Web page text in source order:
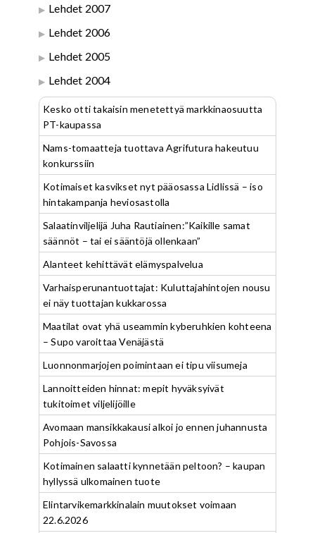
Lehdet 2007
Lehdet 2006
Lehdet 2005
Lehdet 2004
Kesko otti takaisin menetettyä markkinaosuutta
PT-kaupassa
Nams-tomaatteja tuottava Agrifutura hakeutuu
konkurssiin
Kotimaiset kasvikset nyt pääosassa Lidlissä – iso
hintakampanja heviosastolla
Salaatinviljelijä Juha Rautiainen:”Kaikille samat
säännöt – tai ei sääntöjä ollenkaan”
Alanteet kehittävät elämyspalvelua
Varhaisperunantuottajat: Kuluttajahintojen nousu
ei näy tuottajan kukkarossa
Maatilat ovat yhä useammin kyberuhkien kohteena
– Supo varoittaa Venäjästä
Luonnonmarjojen poimintaan ei tipu viisumeja
Lannoitteiden hinnat: mepit hyväksyivät
tukitoimet viljelijöille
Avomaan mansikkakausi alkoi jo ennen juhannusta
Pohjois-Savossa
Kotimainen salaatti kynnetään peltoon? – kaupan
hyllyssä ulkomainen tuote
Elintarvikemarkkinalain muutokset voimaan
22.6.2026